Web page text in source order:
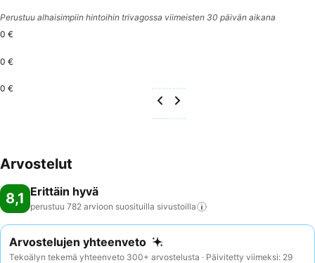
Perustuu alhaisimpiin hintoihin trivagossa viimeisten 30 päivän aikana
0 €
0 €
0 €
Arvostelut
8,1 Erittäin hyvä
perustuu 782 arvioon suosituilla sivustoilla
Arvostelujen yhteenveto
Tekoälyn tekemä yhteenveto 300+ arvostelusta · Päivitetty viimeksi: 29